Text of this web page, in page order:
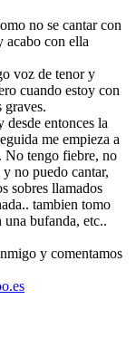
no se cantar con
acabo con ella
voz de tenor y
cuando estoy con
graves.
desde entonces la
me empieza a
No tengo fiebre, no
no puedo cantar,
sobres llamados
tambien tomo
bufanda, etc..
y comentamos